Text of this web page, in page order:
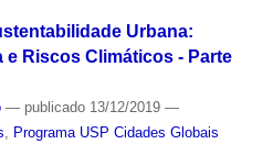
Urbana:
Riscos Climáticos - Parte
— publicado13/12/2019 —
Programa USP Cidades Globais